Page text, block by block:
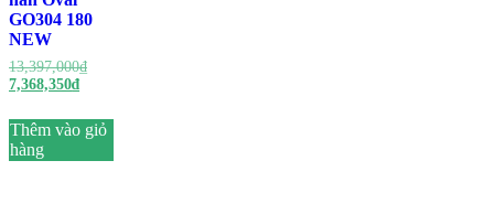
GO304 180
NEW
13,397,000₫Giá
13,397,000₫.
7,368,350₫Giá
tại
là:
Thêm vào giỏ
hàng